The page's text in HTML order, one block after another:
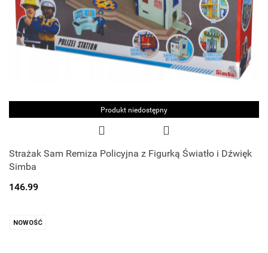
Produkt niedostępny
Strażak Sam Remiza Policyjna z Figurką Światło i Dźwięk
Simba
146.99
NOWOŚĆ